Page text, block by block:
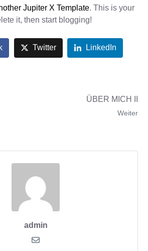
Jupiter X Template. This is your
it, then start blogging!
Twitter LinkedIn
ÜBER MICH II
Weiter
admin